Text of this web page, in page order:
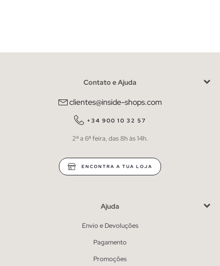
Contato e Ajuda
clientes@inside-shops.com
+34 900 10 32 57
2ª a 6ª feira, das 8h às 14h.
ENCONTRA A TUA LOJA
Ajuda
Envio e Devoluções
Pagamento
Promoções